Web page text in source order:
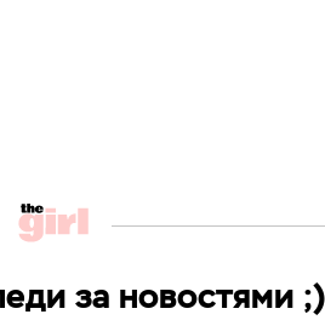
за новостями ;)